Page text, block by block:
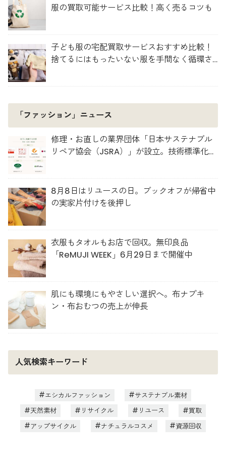
服の買取可能サービス比較！高く売るコツも
子ども服の宅配買取サービスおすすめ比較！
捨てるにはもったいない服を手間なく循環さ
「ファッション」ニュース
修理・お直しの業界団体「日本サステナブル
リペア協会（JSRA）」が設立。技術標準化や
8月8日はリユースの日。ブックオフが帰省中
の実家片付けを後押し
衣服もタオルもお店で回収。無印良品
「ReMUJI WEEK」6月29日まで開催中
肌にも環境にもやさしい選択へ。布ナプキ
ン・布おむつの売上が伸長
人気検索キーワード
エシカルファッション
サステナブル素材
天然素材
リサイクル リユース
買取
アップサイクル
ナチュラルコスメ 資源回収